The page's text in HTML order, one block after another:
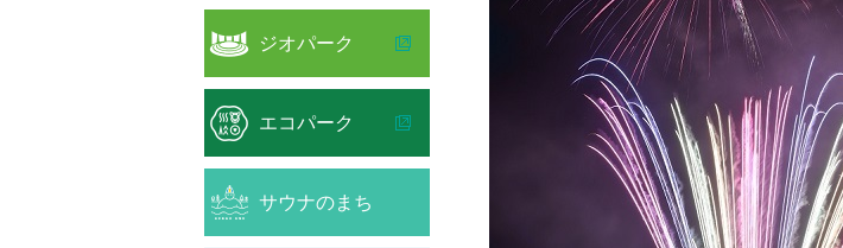
ジオパーク
エコパーク
サウナのまち